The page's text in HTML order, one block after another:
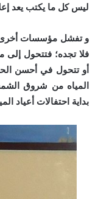
ليس كل ما يكتب يعد
و تفشل مؤسسات أخرى
فلا تجده؛ فتتحول إلى
أو تتحول في أحسن
المياه من شروق
بداية احتفالات أعياد